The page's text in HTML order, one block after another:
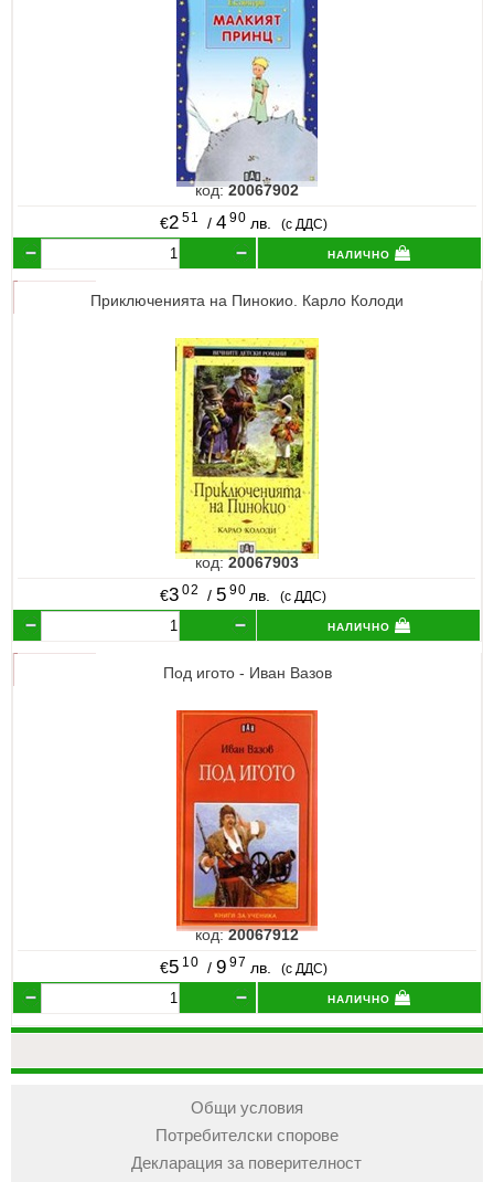
код:20067902
€2 51 /4 90 лв. (с ДДС)
налично
Приключенията на Пинокио. Карло Колоди
код:20067903
€3 02 / 5 90 лв. (с ДДС)
налично
Под игото - Иван Вазов
код:20067912
€5 10 /9 97 лв. (с ДДС)
налично
Общи условия
Потребителски спорове
Декларация за поверителност